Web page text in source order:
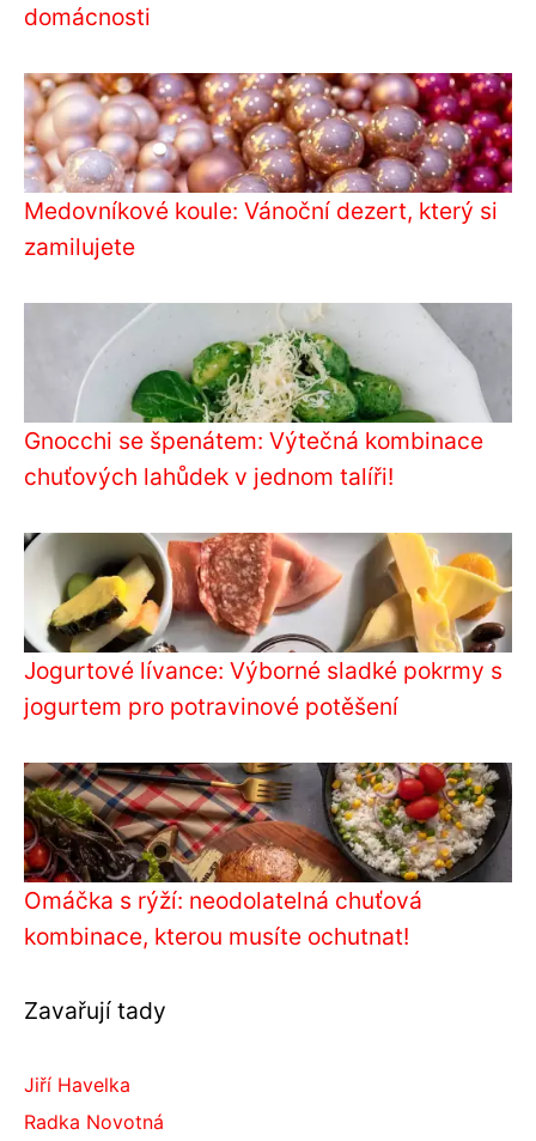
domácnosti
Medovníkové koule: Vánoční dezert, který si
zamilujete
Gnocchi se špenátem: Výtečná kombinace
chuťových lahůdek v jednom talíři!
Jogurtové lívance: Výborné sladké pokrmy s
jogurtem pro potravinové potěšení
Omáčka s rýží: neodolatelná chuťová
kombinace, kterou musíte ochutnat!
Zavařují tady
Jiří Havelka
Radka Novotná